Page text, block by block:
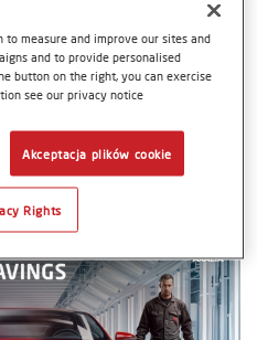
To ciepły, przyciągający
który mieni się
i emanuje
łączy śmiałość,
wykończenia.
to measure and improve our sites and
and to provide personalised
button on the right, you can exercise
see our privacy notice
Akceptacja plików cookie
Rights